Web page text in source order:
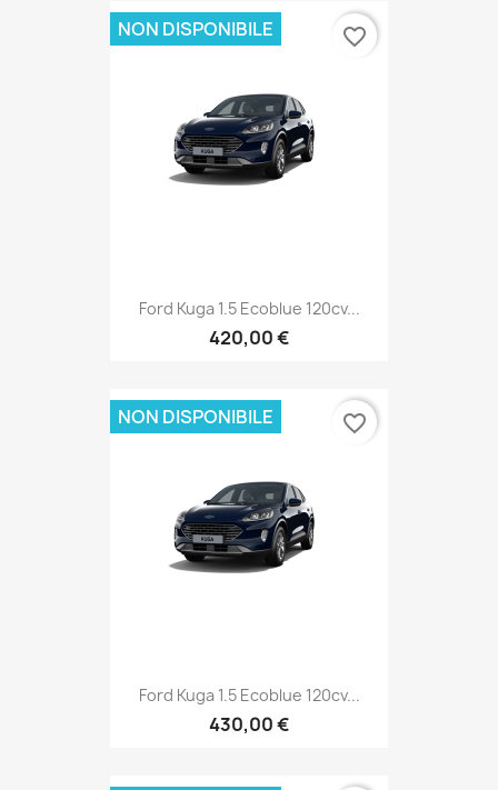
Ford Kuga 1.5 Ecoblue 120cv...
420,00 €
NON DISPONIBILE favorite_border
Ford Kuga 1.5 Ecoblue 120cv...
430,00 €
NON DISPONIBILE favorite_border